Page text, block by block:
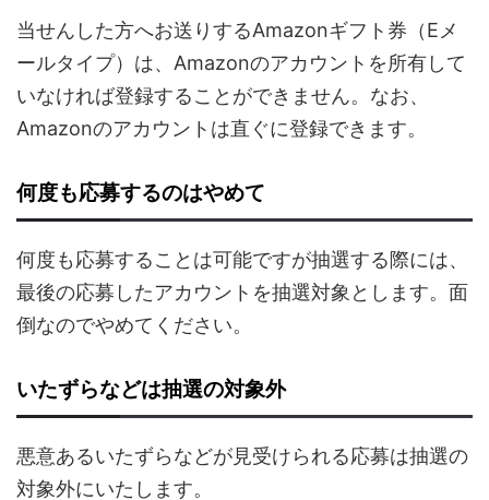
当せんした方へお送りするAmazonギフト券（Eメ
ールタイプ）は、Amazonのアカウントを所有して
いなければ登録することができません。なお、
Amazonのアカウントは直ぐに登録できます。
何度も応募するのはやめて
何度も応募することは可能ですが抽選する際には、
最後の応募したアカウントを抽選対象とします。面
倒なのでやめてください。
いたずらなどは抽選の対象外
悪意あるいたずらなどが見受けられる応募は抽選の
対象外にいたします。